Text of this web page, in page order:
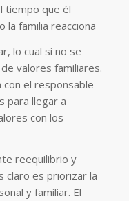
tiempo que él
la familia reacciona
lo cual si no se
valores familiares.
con el responsable
para llegar a
con los
reequilibrio y
claro es priorizar la
y familiar. El